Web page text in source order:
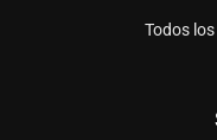
Todos